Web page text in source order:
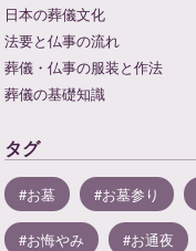
日本の葬儀文化
法要と仏事の流れ
葬儀・仏事の服装と作法
葬儀の基礎知識
タグ
お墓 お墓参り
お悔やみ お通夜